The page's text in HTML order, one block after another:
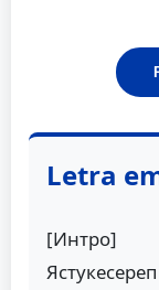
Letra
[Интро]